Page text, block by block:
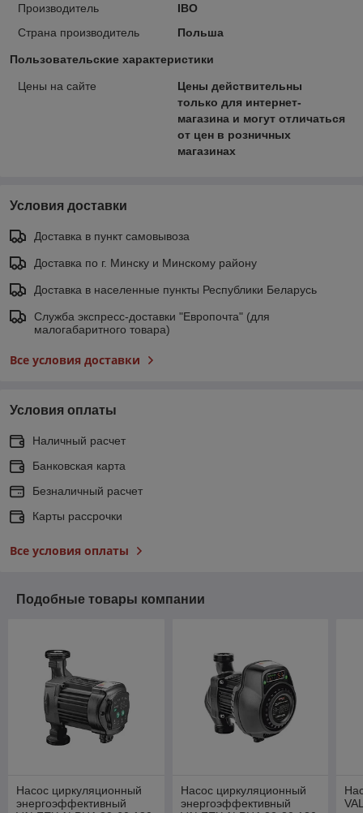
Производитель
IBO
Страна производитель
Польша
Пользовательские характеристики
Цены на сайте
Цены действительны
только для интернет-
магазина и могут отличаться
от цен в розничных
магазинах
Условия доставки
Доставка в пункт самовывоза
Доставка по г. Минску и Минскому району
Доставка в населенные пункты Республики Беларусь
Служба экспресс-доставки "Европочта" (для
малогабаритного товара)
Все условия доставки
Условия оплаты
Наличный расчет
Банковская карта
Безналичный расчет
Карты рассрочки
Все условия оплаты
Подобные товары компании
Насос циркуляционный
энергоэффективный
Насос циркуляционный
энергоэффективный